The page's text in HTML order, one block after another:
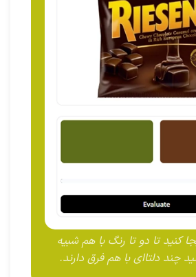
کنید تا دو تا رنگ با هم شبیه
چند دلتاای با هم فرق دارند.